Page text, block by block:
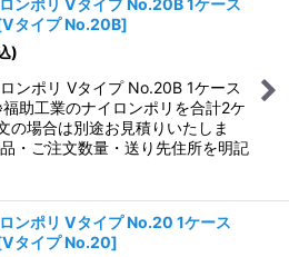
Vタイプ No.20B]
)
ンポリ Vタイプ No.20B 1ケース
助工業のナイロンポリを合計2ケ
の場合は別途お見積りいたしま
・ご注文数量・送り先住所を明記
ンポリ Vタイプ No.20 1ケース
Vタイプ No.20]